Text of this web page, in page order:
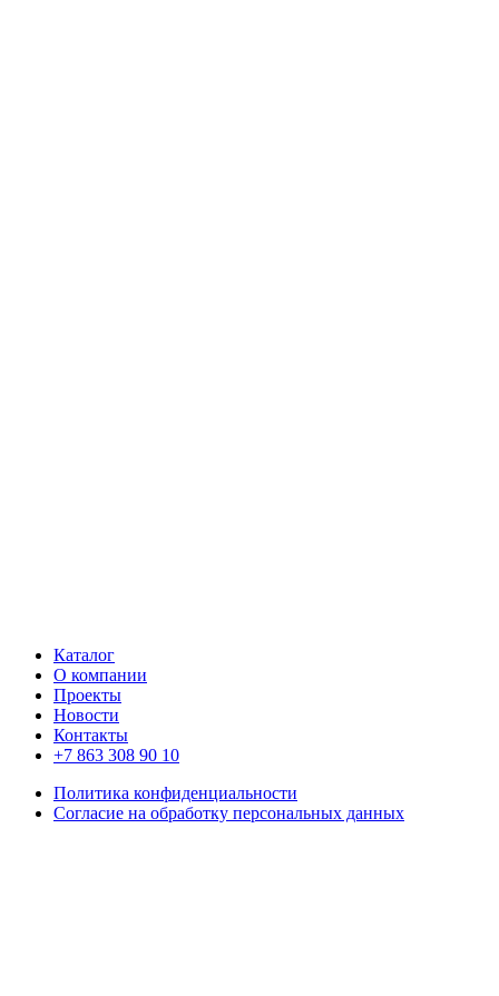
Каталог
О компании
Проекты
Новости
Контакты
+7 863 308 90 10
Политика конфиденциальности
Согласие на обработку персональных данных